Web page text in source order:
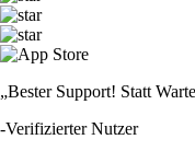
„Bester Support! Statt
-Verifizierter Nutzer